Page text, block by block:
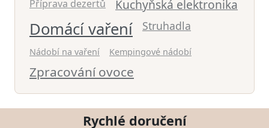
Příprava dezertů Kuchyňská elektronika
Domácí vaření Struhadla
Nádobí na vaření Kempingové nádobí
Zpracování ovoce
Rychlé doručení